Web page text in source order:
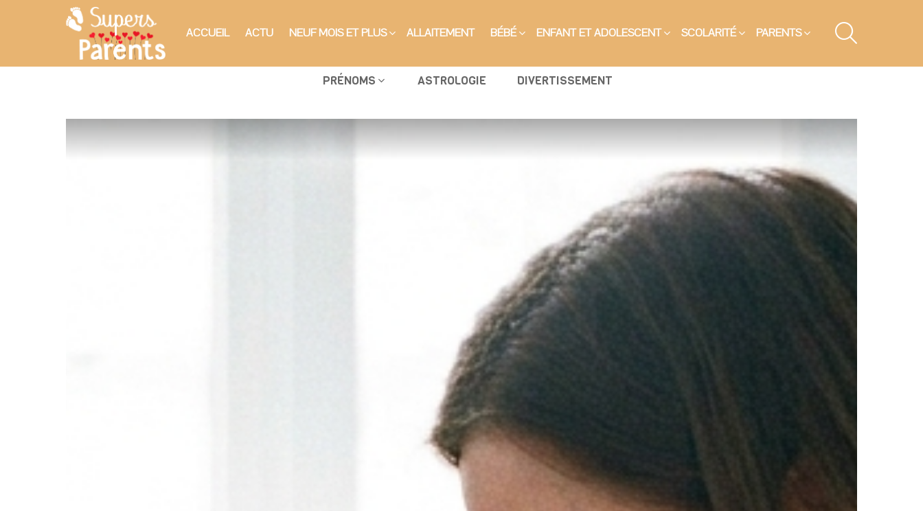
ACCUEIL ACTU NEUF MOIS ET PLUS ALLAITEMENT BÉBÉ ENFANT ET ADOLESCENT SCOLARITÉ PARENTS
PRÉNOMS ASTROLOGIE DIVERTISSEMENT